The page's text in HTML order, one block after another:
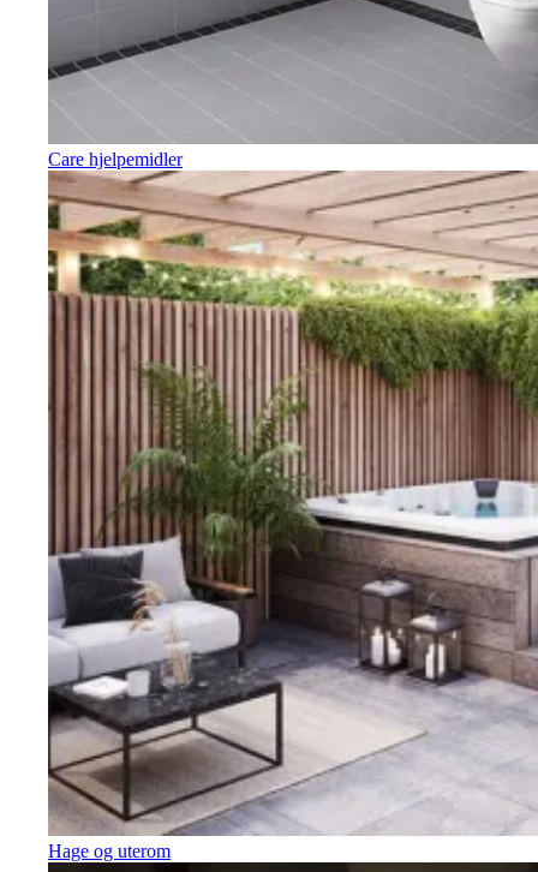
Care hjelpemidler
Hage og uterom